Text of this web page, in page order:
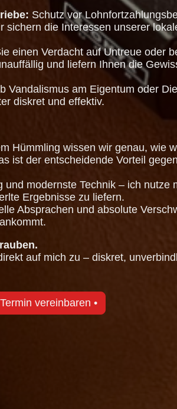
Schutz vor
die Interessen unserer
einen Verdacht auf Untreue oder
und liefern Ihnen die
Vandalismus am Eigentum oder
diskret und effektiv.
Hümmling wissen wir genau, wie
ist der entscheidende Vorteil
und modernste Technik – ich nutze
Ergebnisse zu liefern.
Absprachen und absolute
auf mich zu – diskret,
vereinbaren •